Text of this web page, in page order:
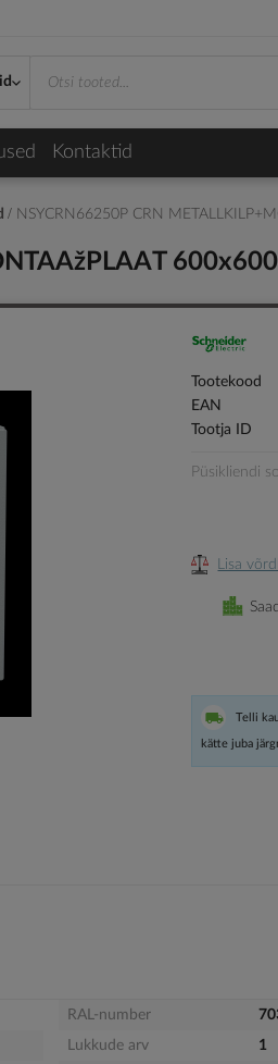
Kontaktid
NSYCRN66250P CRN
Tootekood
EAN
Tootja ID
Püsikliendi
Lisa
Telli
kätte juba
RAL-number
Lukkude arv
1